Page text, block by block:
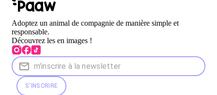
Adoptez un animal de compagnie de manière simple et
responsable.
Découvrez les en images !
S'INSCRIRE